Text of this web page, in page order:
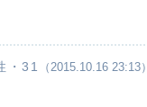
・31 （2015.10.16 23:13）